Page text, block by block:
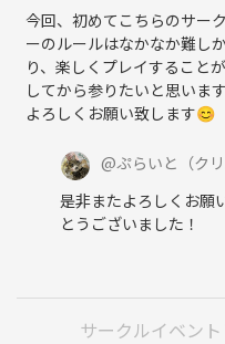
今回、初めてこちらのサー
ーのルールはなかなか難し
り、楽しくプレイすること
してから参りたいと思いま
よろしくお願い致します😊
@ぷらいと （ク
是非またよろしくお願
とうございました！
サークルイベン